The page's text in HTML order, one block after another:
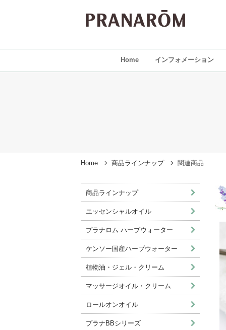
Home インフォメーション
Home 商品ラインナップ 関連商品
商品ラインナップ
エッセンシャルオイル
プラナロム ハーブウォーター
ケンソー国産ハーブウォーター
植物油・ジェル・クリーム
マッサージオイル・クリーム
ロールオンオイル
プラナBBシリーズ